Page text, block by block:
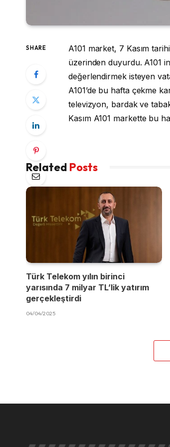
SHARE
A101 market, 7 Kasım
üzerinden duyurdu. A101
değerlendirmek isteyen
A101’de bu hafta çekme
televizyon, bardak ve
Kasım A101 markette bu
Related Posts
Türk Telekom yılın birinci
yarısında 7 milyar TL’lik yatırım
gerçekleştirdi
04/04/2025